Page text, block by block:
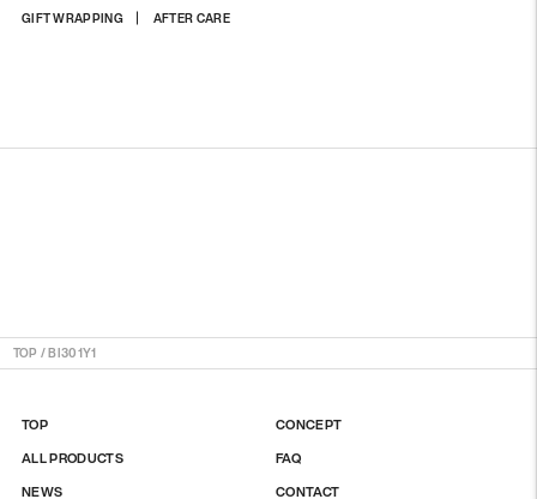
GIFT WRAPPING AFTER CARE
商
TOP /BI301Y1
TOP
ALL PRODUCTS
NEWS
CONCEPT
FAQ
CONTACT